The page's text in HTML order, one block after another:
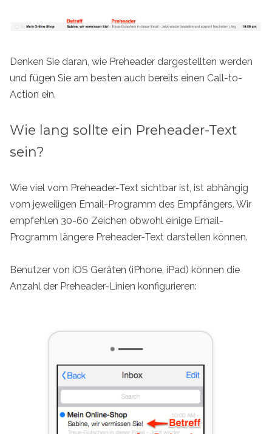
Denken Sie daran, wie Preheader dargestellten werden
und fügen Sie am besten auch bereits einen Call-to-
Action ein.
Wie lang sollte ein Preheader-Text
sein?
Wie viel vom Preheader-Text sichtbar ist, ist abhängig
vom jeweiligen Email-Programm des Empfängers. Wir
empfehlen 30-60 Zeichen obwohl einige Email-
Programm längere Preheader-Text darstellen können.
Benutzer von iOS Geräten (iPhone, iPad) können die
Anzahl der Preheader-Linien konfigurieren: